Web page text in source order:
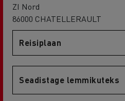
ZI Nord
86000 CHATELLERAULT
Reisiplaan
Seadistage lemmikuteks